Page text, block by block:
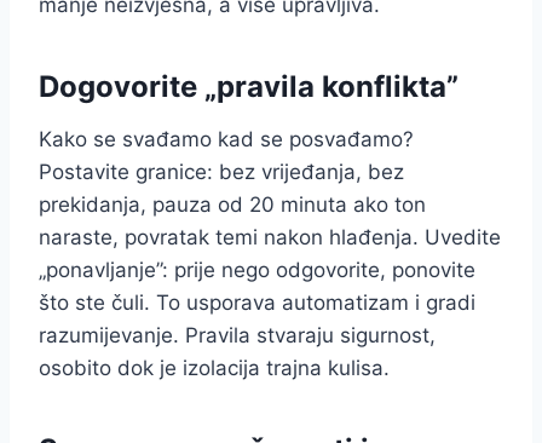
manje neizvjesna, a više upravljiva.
Dogovorite „pravila konflikta”
Kako se svađamo kad se posvađamo?
Postavite granice: bez vrijeđanja, bez
prekidanja, pauza od 20 minuta ako ton
naraste, povratak temi nakon hlađenja. Uvedite
„ponavljanje”: prije nego odgovorite, ponovite
što ste čuli. To usporava automatizam i gradi
razumijevanje. Pravila stvaraju sigurnost,
osobito dok je izolacija trajna kulisa.